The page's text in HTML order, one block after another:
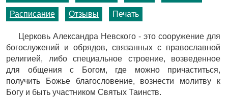
Расписание Отзывы Печать
Церковь Александра Невского - это сооружение для
богослужений и обрядов, связанных с православной
религией, либо специальное строение, возведенное
для общения с Богом, где можно причаститься,
получить Божье благословение, вознести молитву к
Богу и быть участником Святых Таинств.